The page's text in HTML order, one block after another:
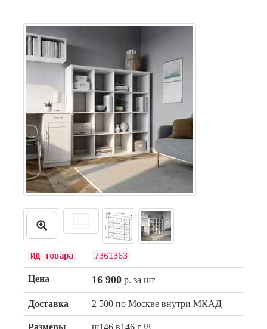
ИД товара 7361363
Цена 16 900р. за шт
Доставка 2 500 по Москве внутри МКАД
Размеры ш146 в146 г38